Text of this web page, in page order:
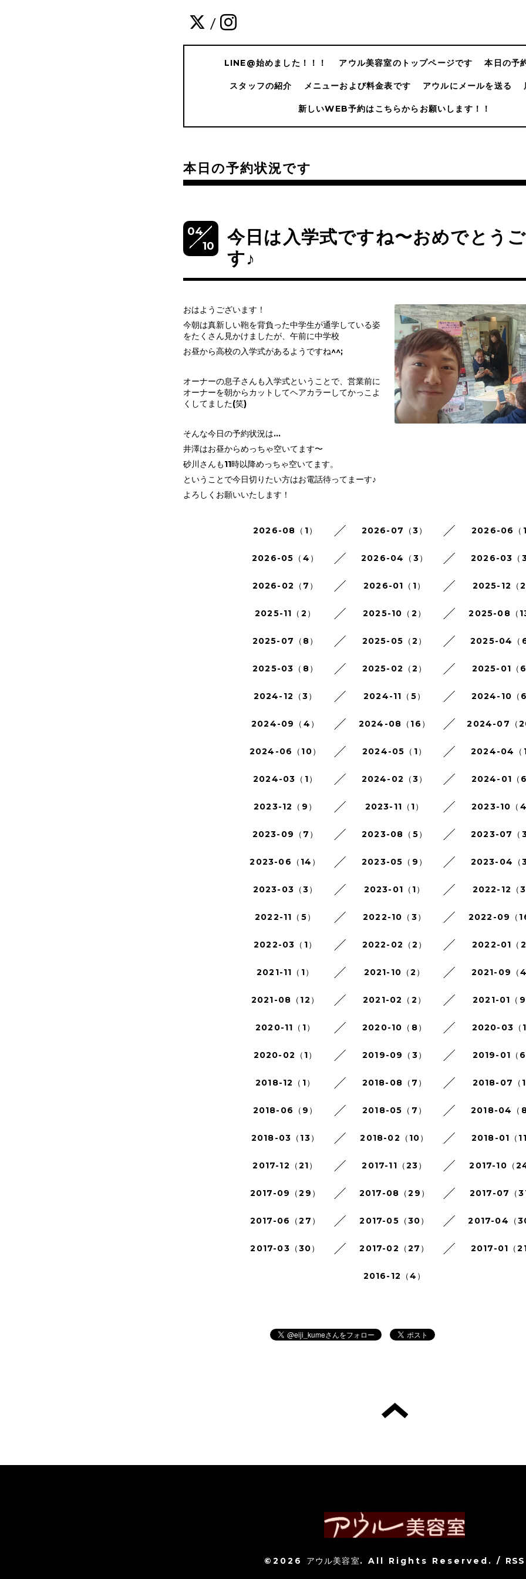
/
LINE@始めました！！！ アウル美容室のトップページです 本日の予
スタッフの紹介 メニューおよび料金表です アウルにメールを送る
新しいWEB予約はこちらからお願いします！！
本日の予約状況です
04
10
今日は入学式ですね〜おめでとう
す♪
おはようございます！
今朝は真新しい鞄を背負った中学生が通学している姿
をたくさん見かけましたが、午前に中学校
お昼から高校の入学式があるようですね^^;
オーナーの息子さんも入学式ということで、営業前に
オーナーを朝からカットしてヘアカラーしてかっこよ
くしてました(笑)
そんな今日の予約状況は…
井澤はお昼からめっちゃ空いてます〜
砂川さんも11時以降めっちゃ空いてます。
ということで今日切りたい方はお電話待ってまーす♪
よろしくお願いいたします！
2026-08（1） 2026-07（3） 2026-06（1
2026-05（4） 2026-04（3） 2026-03（3
2026-02（7） 2026-01（1） 2025-12（2
2025-11（2） 2025-10（2） 2025-08（13
2025-07（8） 2025-05（2） 2025-04（6
2025-03（8） 2025-02（2） 2025-01（6
2024-12（3） 2024-11（5） 2024-10（6
2024-09（4） 2024-08（16） 2024-07（
2024-06（10） 2024-05（1） 2024-04（1
2024-03（1） 2024-02（3） 2024-01（6
2023-12（9） 2023-11（1） 2023-10（4
2023-09（7） 2023-08（5） 2023-07（3
2023-06（14） 2023-05（9） 2023-04（3
2023-03（3） 2023-01（1） 2022-12（3
2022-11（5） 2022-10（3） 2022-09（16
2022-03（1） 2022-02（2） 2022-01（2
2021-11（1） 2021-10（2） 2021-09（4
2021-08（12） 2021-02（2） 2021-01（9
2020-11（1） 2020-10（8） 2020-03（1
2020-02（1） 2019-09（3） 2019-01（6
2018-12（1） 2018-08（7） 2018-07（1
2018-06（9） 2018-05（7） 2018-04（8
2018-03（13） 2018-02（10） 2018-01（11
2017-12（21） 2017-11（23） 2017-10（24
2017-09（29） 2017-08（29） 2017-07（31
2017-06（27） 2017-05（30） 2017-04（
2017-03（30） 2017-02（27） 2017-01（21
2016-12（4）
©2026 アウル美容室. All Rights Reserved. / RSS